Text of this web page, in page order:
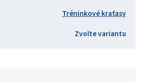
Tréninkové kraťasy
Zvolte variantu